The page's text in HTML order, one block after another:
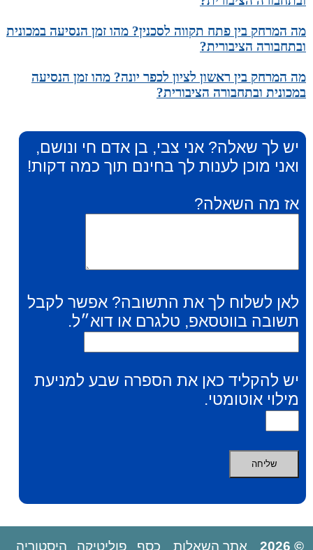
מה המרחק בין פתח תקווה לסכנין? מהו זמן הנסיעה במכונית
ובתחבורה הציבורית?
מה המרחק בין ראשון לציון לכפר יונה? מהו זמן הנסיעה
במכונית ובתחבורה הציבורית?
יש לך שאלה? אני צבי, בן אדם חי ונושם,
ואני מוכן לענות לך בחינם תוך כמה דקות!
אז מה השאלה?
לאן לשלוח לך את התשובה? אפשר לקבל
תשובה בווטסאפ, טלגרם או דוא״ל.
יש להקליד כאן את הספרה שבע למניעת
מילוי אוטומטי.
© 2026 אתר השאלות כסף פוליטיקה היסטוריה